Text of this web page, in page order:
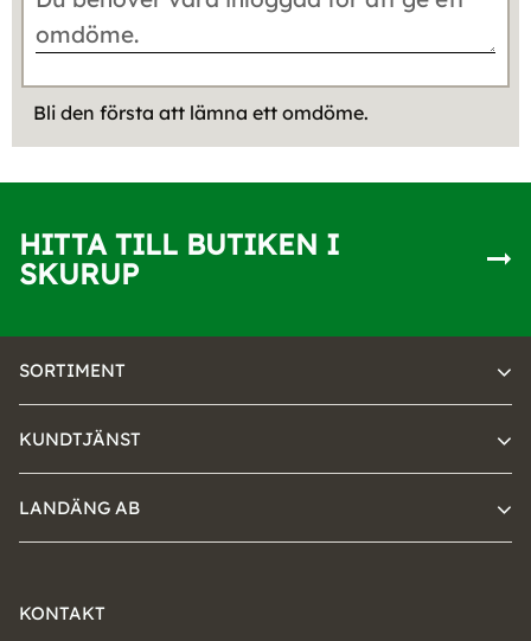
Bli den första att lämna ett omdöme.
HITTA TILL BUTIKEN I
SKURUP
SORTIMENT
KUNDTJÄNST
LANDÄNG AB
KONTAKT